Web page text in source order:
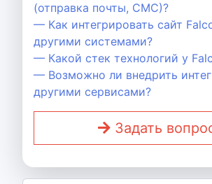
(отправка почты, СМС)?
— Как интегрировать сайт
другими системами?
— Какой стек технологий у
— Возможно ли внедрить
другими сервисами?
Задать